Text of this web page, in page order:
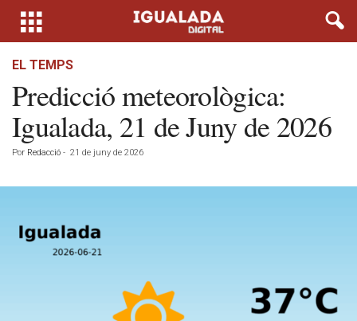
EL TEMPS
Predicció meteorològica:
Igualada, 21 de Juny de 2026
Por Redacció - 21 de juny de 2026